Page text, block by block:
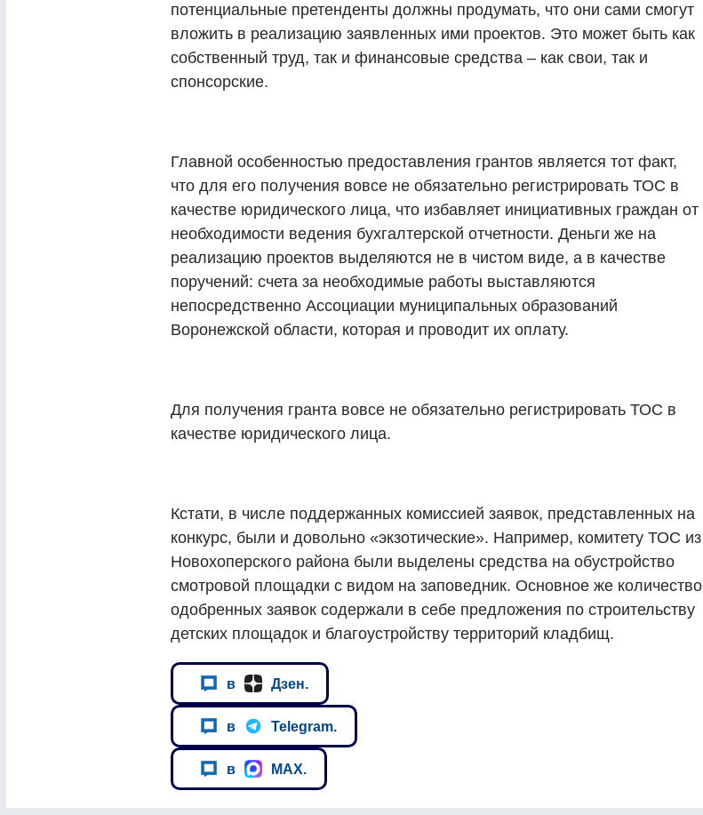
потенциальные претенденты должны продумать, что они сами смогут
вложить в реализацию заявленных ими проектов. Это может быть как
собственный труд, так и финансовые средства – как свои, так и
спонсорские.
Главной особенностью предоставления грантов является тот факт,
что для его получения вовсе не обязательно регистрировать ТОС в
качестве юридического лица, что избавляет инициативных граждан от
необходимости ведения бухгалтерской отчетности. Деньги же на
реализацию проектов выделяются не в чистом виде, а в качестве
поручений: счета за необходимые работы выставляются
непосредственно Ассоциации муниципальных образований
Воронежской области, которая и проводит их оплату.
Для получения гранта вовсе не обязательно регистрировать ТОС в
качестве юридического лица.
Кстати, в числе поддержанных комиссией заявок, представленных на
конкурс, были и довольно «экзотические». Например, комитету ТОС из
Новохоперского района были выделены средства на обустройство
смотровой площадки с видом на заповедник. Основное же количество
одобренных заявок содержали в себе предложения по строительству
детских площадок и благоустройству территорий кладбищ.
в Дзен.
в Telegram.
в MAX.